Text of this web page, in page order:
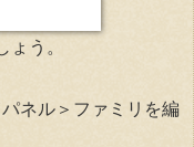
う。
ネル＞ファミリを編